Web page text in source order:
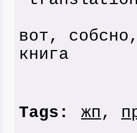
вот,
книга
Tags: жп,